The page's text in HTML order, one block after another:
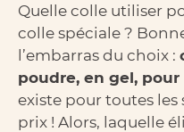
Quelle colle utiliser
colle spéciale ?
l’embarras du choix :
poudre, en gel,
existe pour toutes les
prix ! Alors, laquelle